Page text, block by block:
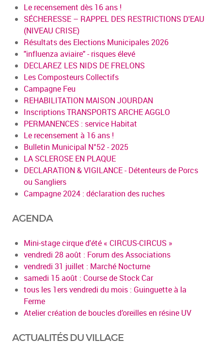
Le recensement dès 16 ans !
SÉCHERESSE – RAPPEL DES RESTRICTIONS D'EAU
(NIVEAU CRISE)
Résultats des Elections Municipales 2026
"influenza aviaire" - risques élevé
DECLAREZ LES NIDS DE FRELONS
Les Composteurs Collectifs
Campagne Feu
REHABILITATION MAISON JOURDAN
Inscriptions TRANSPORTS ARCHE AGGLO
PERMANENCES : service Habitat
Le recensement à 16 ans !
Bulletin Municipal N°52 - 2025
LA SCLEROSE EN PLAQUE
DECLARATION & VIGILANCE - Détenteurs de Porcs
ou Sangliers
Campagne 2024 : déclaration des ruches
AGENDA
Mini-stage cirque d'été « CIRCUS-CIRCUS »
vendredi 28 août : Forum des Associations
vendredi 31 juillet : Marché Nocturne
samedi 15 août : Course de Stock Car
tous les 1ers vendredi du mois : Guinguette à la
Ferme
Atelier création de boucles d’oreilles en résine UV
ACTUALITÉS DU VILLAGE